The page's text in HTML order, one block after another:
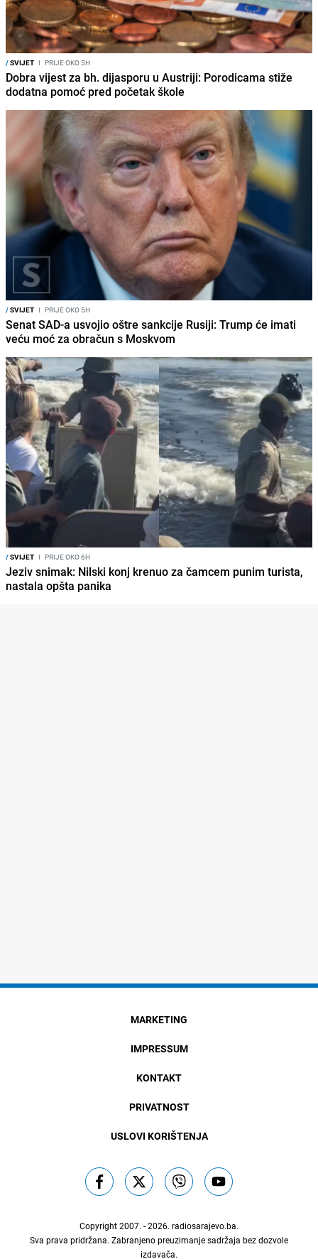
/SVIJET I PRIJE OKO 5H
Dobra vijest za bh. dijasporu u Austriji: Porodicama stiže
dodatna pomoć pred početak škole
/SVIJET I PRIJE OKO 5H
Senat SAD-a usvojio oštre sankcije Rusiji: Trump će imati
veću moć za obračun s Moskvom
/SVIJET I PRIJE OKO 6H
Jeziv snimak: Nilski konj krenuo za čamcem punim turista,
nastala opšta panika
MARKETING
IMPRESSUM
KONTAKT
PRIVATNOST
USLOVI KORIŠTENJA
Copyright 2007. - 2026. radiosarajevo.ba.
Sva prava pridržana. Zabranjeno preuzimanje sadržaja bez dozvole
izdavača.